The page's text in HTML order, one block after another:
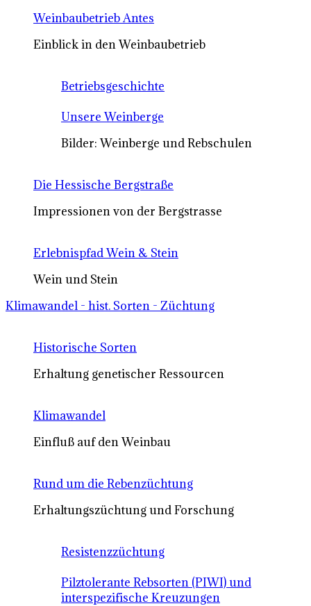
Weinbaubetrieb Antes
Einblick in den Weinbaubetrieb
Betriebsgeschichte
Unsere Weinberge
Bilder: Weinberge und Rebschulen
Die Hessische Bergstraße
Impressionen von der Bergstrasse
Erlebnispfad Wein & Stein
Wein und Stein
Klimawandel - hist. Sorten - Züchtung
Historische Sorten
Erhaltung genetischer Ressourcen
Klimawandel
Einfluß auf den Weinbau
Rund um die Rebenzüchtung
Erhaltungszüchtung und Forschung
Resistenzzüchtung
Pilztolerante Rebsorten (PIWI) und
interspezifische Kreuzungen